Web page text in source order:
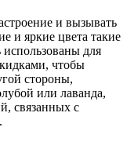
и вызывать
и яркие цвета такие
для
чтобы
стороны,
или лаванда,
связанных с